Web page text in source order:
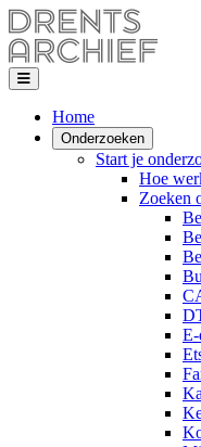
Home
Onderzoeken
Start je
Hoe
Zoeken
E-